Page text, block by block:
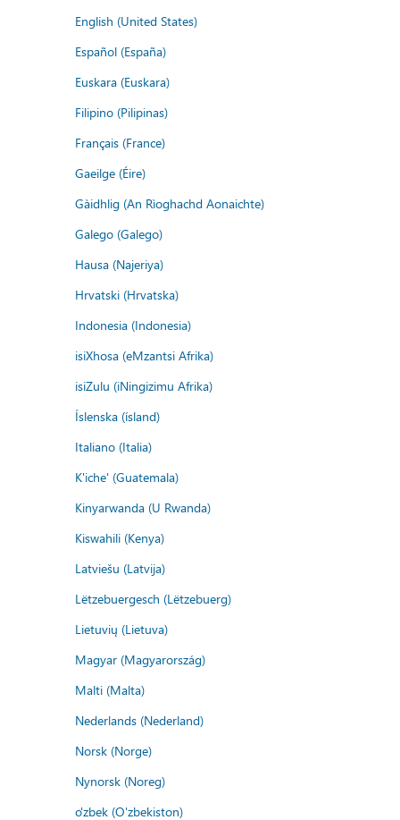
English (United States)
Español (España)
Euskara (Euskara)
Filipino (Pilipinas)
Français (France)
Gaeilge (Éire)
Gàidhlig (An Rìoghachd Aonaichte)
Galego (Galego)
Hausa (Najeriya)
Hrvatski (Hrvatska)
Indonesia (Indonesia)
isiXhosa (eMzantsi Afrika)
isiZulu (iNingizimu Afrika)
Íslenska (ísland)
Italiano (Italia)
K'iche' (Guatemala)
Kinyarwanda (U Rwanda)
Kiswahili (Kenya)
Latviešu (Latvija)
Lëtzebuergesch (Lëtzebuerg)
Lietuvių (Lietuva)
Magyar (Magyarország)
Malti (Malta)
Nederlands (Nederland)
Norsk (Norge)
Nynorsk (Noreg)
o'zbek (O'zbekiston)